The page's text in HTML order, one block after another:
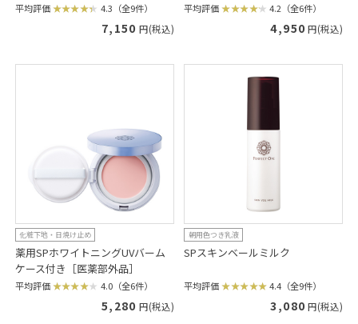
平均評価 4.3（全9件）
7,150 円(税込)
平均評価 4.2（全6件）
4,950 円(税込)
化粧下地・日焼け止め
薬用SPホワイトニングUVバーム
ケース付き［医薬部外品］
平均評価 4.0（全6件）
5,280 円(税込)
朝用色つき乳液
SPスキンベールミルク
平均評価 4.4（全9件）
3,080 円(税込)